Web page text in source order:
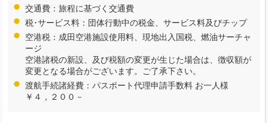
交通費：旅程に基づく交通費
税･サービス料：団体行動中の税金、サービス料及びチップ
空港税：成田空港施設使用料、現地出入国税、燃油サーチャ
ージ
空港諸税の新設、及び税額の変更が生じた場合は、徴収額が
変更となる場合がございます。ご了承下さい。
渡航手続諸経費：パスポート代理申請手数料 お一人様
￥４，２００－